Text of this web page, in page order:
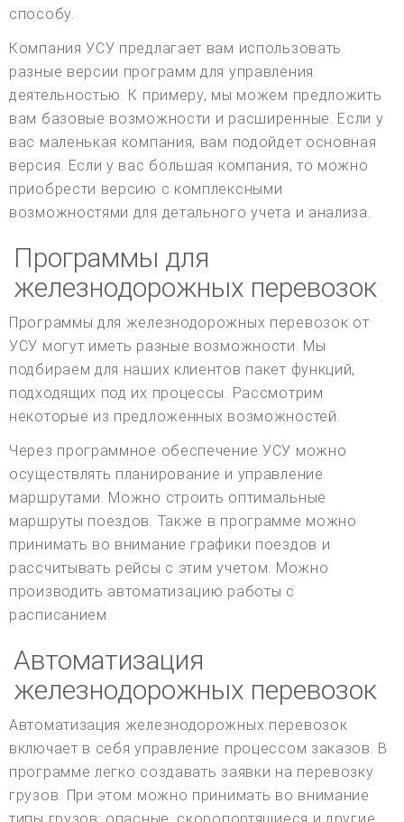
способу.
Компания УСУ предлагает вам использовать
разные версии программ для управления
деятельностью. К примеру, мы можем предложить
вам базовые возможности и расширенные. Если у
вас маленькая компания, вам подойдет основная
версия. Если у вас большая компания, то можно
приобрести версию с комплексными
возможностями для детального учета и анализа.
Программы для
железнодорожных перевозок
Программы для железнодорожных перевозок от
УСУ могут иметь разные возможности. Мы
подбираем для наших клиентов пакет функций,
подходящих под их процессы. Рассмотрим
некоторые из предложенных возможностей.
Через программное обеспечение УСУ можно
осуществлять планирование и управление
маршрутами. Можно строить оптимальные
маршруты поездов. Также в программе можно
принимать во внимание графики поездов и
рассчитывать рейсы с этим учетом. Можно
производить автоматизацию работы с
расписанием.
Автоматизация
железнодорожных перевозок
Автоматизация железнодорожных перевозок
включает в себя управление процессом заказов. В
программе легко создавать заявки на перевозку
грузов. При этом можно принимать во внимание
типы грузов: опасные, скоропортящиеся и другие.